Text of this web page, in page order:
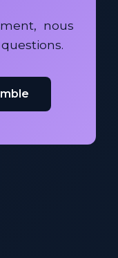
nous